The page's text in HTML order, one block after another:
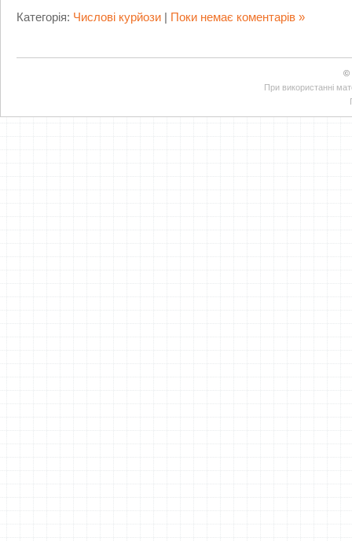
Категорія: Числові курйози Поки немає коментарів »
©
При використанні